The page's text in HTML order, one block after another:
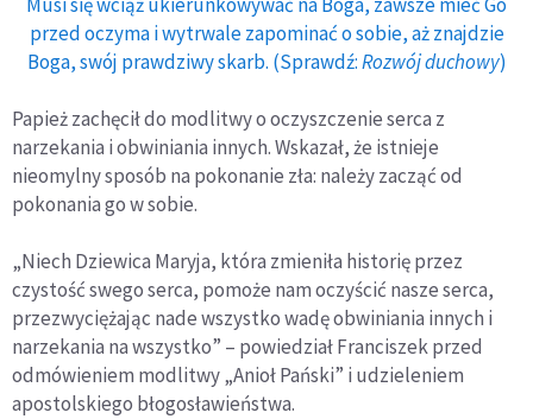
przed oczyma i wytrwale zapominać o sobie, aż znajdzie
Boga, swój prawdziwy skarb. (Sprawdź:Rozwój duchowy)
Papież zachęcił do modlitwy o oczyszczenie serca z
narzekania i obwiniania innych. Wskazał, że istnieje
nieomylny sposób na pokonanie zła: należy zacząć od
pokonania go w sobie.
„Niech Dziewica Maryja, która zmieniła historię przez
czystość swego serca, pomoże nam oczyścić nasze serca,
przezwyciężając nade wszystko wadę obwiniania innych i
narzekania na wszystko” – powiedział Franciszek przed
odmówieniem modlitwy „Anioł Pański” i udzieleniem
apostolskiego błogosławieństwa.